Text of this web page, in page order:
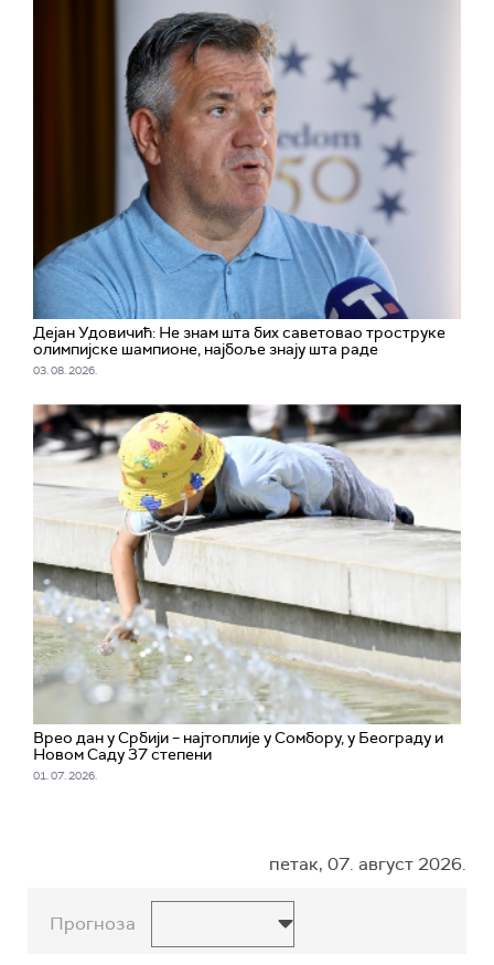
Дејан Удовичић: Не знам шта бих саветовао троструке
олимпијске шампионе, најбоље знају шта раде
03. 08. 2026.
Врео дан у Србији – најтоплије у Сомбору, у Београду и
Новом Саду 37 степени
01. 07. 2026.
петак, 07. август 2026.
Прогноза